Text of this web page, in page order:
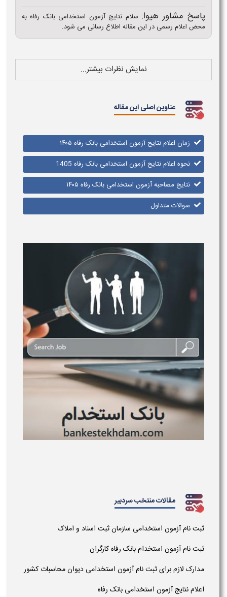
پاسخ مشاور هیوا: سلام نتایج آزمون استخدامی بانک رفاه به
محض اعلام رسمی در این مقاله اطلاع رسانی می شود.
نمایش نظرات بیشتر...
عناوین اصلی این مقاله
زمان اعلام نتایج آزمون استخدامی بانک رفاه ۱۴۰۵
نحوه اعلام نتایج آزمون استخدامی بانک رفاه 1405
نتایج مصاحبه آزمون استخدامی بانک رفاه ۱۴۰۵
سوالات متداول
مقالات منتخب سردبیر
ثبت نام آزمون استخدامی سازمان ثبت اسناد و املاک
ثبت نام آزمون استخدام بانک رفاه کارگران
مدارک لازم برای ثبت نام آزمون استخدامی دیوان محاسبات کشور
اعلام نتایج آزمون استخدامی بانک رفاه